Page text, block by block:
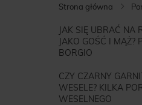
Strona główna
JAK SIĘ UBRAĆ NA
JAKO GOŚĆ I MĄŻ?
BORGIO
CZY CZARNY
WESELE? KILKA
WESELNEGO